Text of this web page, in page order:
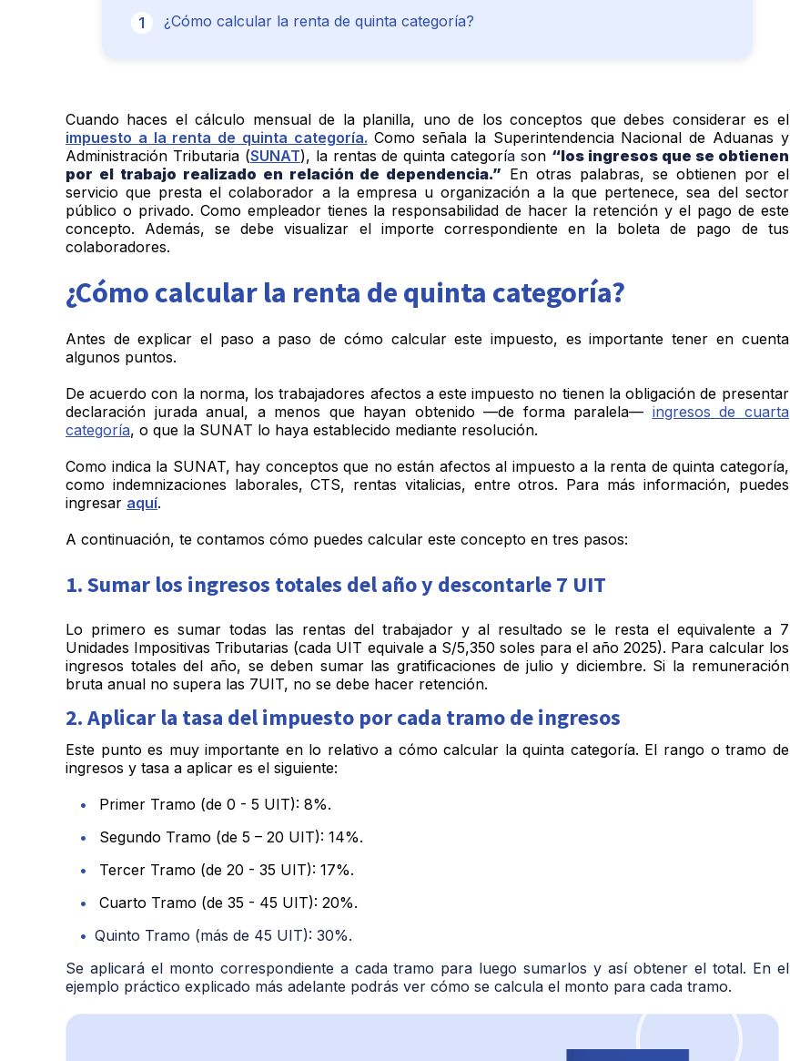
¿Cómo calcular la renta de quinta categoría?
Cuando haces el cálculo mensual de la planilla, uno de los conceptos que debes considerar es el
impuesto a la renta de quinta categoría. Como señala la Superintendencia Nacional de Aduanas y
Administración Tributaria (SUNAT), la rentas de quinta categoría son “los ingresos que se obtienen
por el trabajo realizado en relación de dependencia.” En otras palabras, se obtienen por el
servicio que presta el colaborador a la empresa u organización a la que pertenece, sea del sector
público o privado. Como empleador tienes la responsabilidad de hacer la retención y el pago de este
concepto. Además, se debe visualizar el importe correspondiente en la boleta de pago de tus
colaboradores.
¿Cómo calcular la renta de quinta categoría?
Antes de explicar el paso a paso de cómo calcular este impuesto, es importante tener en cuenta
algunos puntos.
De acuerdo con la norma, los trabajadores afectos a este impuesto no tienen la obligación de presentar
declaración jurada anual, a menos que hayan obtenido —de forma paralela— ingresos de cuarta
categoría, o que la SUNAT lo haya establecido mediante resolución.
Como indica la SUNAT, hay conceptos que no están afectos al impuesto a la renta de quinta categoría,
como indemnizaciones laborales, CTS, rentas vitalicias, entre otros. Para más información, puedes
ingresar aquí.
A continuación, te contamos cómo puedes calcular este concepto en tres pasos:
1. Sumar los ingresos totales del año y descontarle 7 UIT
Lo primero es sumar todas las rentas del trabajador y al resultado se le resta el equivalente a 7
Unidades Impositivas Tributarias (cada UIT equivale a S/5,350 soles para el año 2025). Para calcular los
ingresos totales del año, se deben sumar las gratificaciones de julio y diciembre. Si la remuneración
bruta anual no supera las 7UIT, no se debe hacer retención.
2. Aplicar la tasa del impuesto por cada tramo de ingresos
Este punto es muy importante en lo relativo a cómo calcular la quinta categoría. El rango o tramo de
ingresos y tasa a aplicar es el siguiente:
Primer Tramo (de 0 - 5 UIT): 8%.
Segundo Tramo (de 5 – 20 UIT): 14%.
Tercer Tramo (de 20 - 35 UIT): 17%.
Cuarto Tramo (de 35 - 45 UIT): 20%.
Quinto Tramo (más de 45 UIT): 30%.
Se aplicará el monto correspondiente a cada tramo para luego sumarlos y así obtener el total. En el
ejemplo práctico explicado más adelante podrás ver cómo se calcula el monto para cada tramo.